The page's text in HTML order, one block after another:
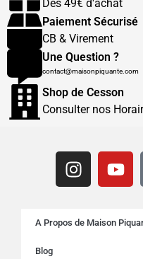
Dès 49€ d'achat
Paiement Sécurisé
CB & Virement
Une Question ?
contact@maisonpiquante.com
Shop de Cesson
Consulter nos
A Propos de Maison
Blog